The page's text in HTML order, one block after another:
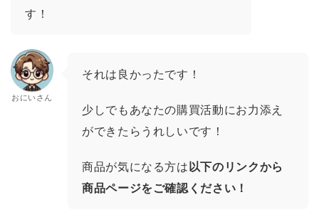
す！
おにいさん
それは良かったです！
少しでもあなたの購買活動にお力添え
ができたらうれしいです！
商品が気になる方は以下のリンクから
商品ページをご確認ください！